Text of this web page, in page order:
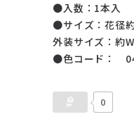
●入数：1本入
●サイズ：花径
外装サイズ：約
●色コード： 04
0